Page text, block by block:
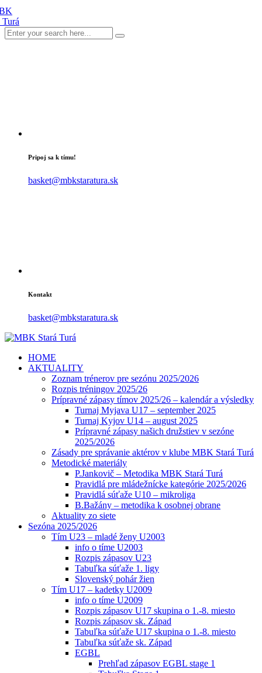
Pripoj sa k tímu!
basket@mbkstaratura.sk
Kontakt
basket@mbkstaratura.sk
HOME
AKTUALITY
Zoznam trénerov pre sezónu 2025/2026
Rozpis tréningov 2025/26
Prípravné zápasy tímov 2025/26 – kalendár a výsledky
Turnaj Myjava U17 – september 2025
Turnaj Kyjov U14 – august 2025
Prípravné zápasy našich družstiev v sezóne
2025/2026
Zásady pre správanie aktérov v klube MBK Stará Turá
Metodické materiály
P.Jankovič – Metodika MBK Stará Turá
Pravidlá pre mládežnícke kategórie 2025/2026
Pravidlá súťaže U10 – mikroliga
B.Bažány – metodika k osobnej obrane
Aktuality zo siete
Sezóna 2025/2026
Tím U23 – mladé ženy U2003
info o tíme U2003
Rozpis zápasov U23
Tabuľka súťaže 1. ligy
Slovenský pohár žien
Tím U17 – kadetky U2009
info o tíme U2009
Rozpis zápasov U17 skupina o 1.-8. miesto
Rozpis zápasov sk. Západ
Tabuľka súťaže U17 skupina o 1.-8. miesto
Tabuľka súťaže sk. Západ
EGBL
Prehľad zápasov EGBL stage 1